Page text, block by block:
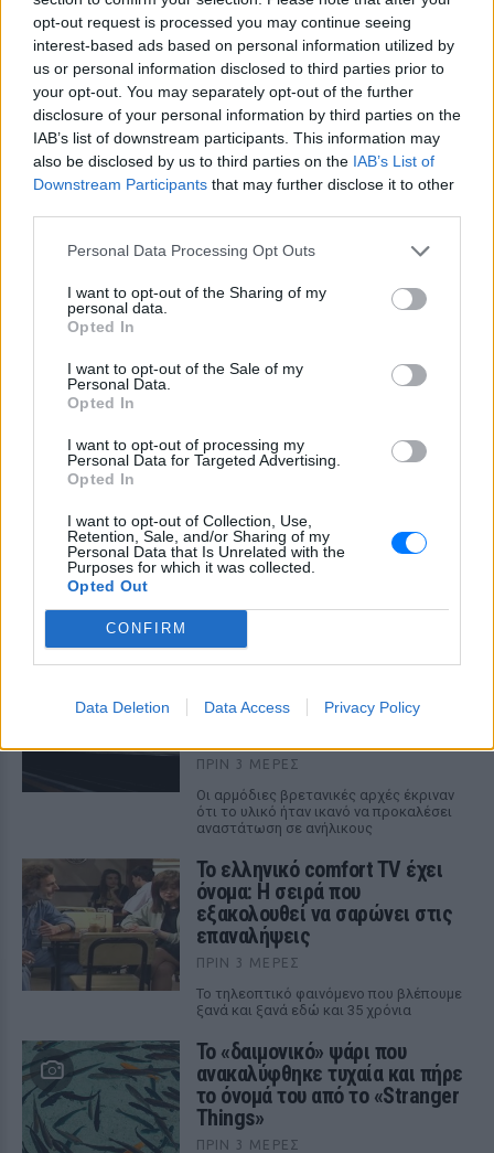
opt-out request is processed you may continue seeing
interest-based ads based on personal information utilized by
us or personal information disclosed to third parties prior to
your opt-out. You may separately opt-out of the further
disclosure of your personal information by third parties on the
IAB’s list of downstream participants. This information may
also be disclosed by us to third parties on the IAB’s List of
Downstream Participants that may further disclose it to other
Personal Data Processing Opt Outs
I want to opt-out of the Sharing of my
personal data.
Opted In
I want to opt-out of the Sale of my
Personal Data.
Opted In
I want to opt-out of processing my
Personal Data for Targeted Advertising.
Opted In
I want to opt-out of Collection, Use,
Retention, Sale, and/or Sharing of my
Personal Data that Is Unrelated with the
Purposes for which it was collected.
Opted Out
CONFIRM
Data Deletion Data Access Privacy Policy
ΧΤΕΣ
Η τύχη δεν προβλέπεται, αλλά όταν
χαμογελάσει, αποδεικνύει ότι ορισμένα
τραγούδια έχουν πολύ περισσότερες
«ζωές» από όσες νομίζαμε
Η κωμωδία που σατίρισε τον
νεοπλουτισμό και παραμένει
επίκαιρη
108 επεισόδια γέλιου: Η σειρά του Χάρη
επαναλήψεις
5 ταινίες του Netflix για να δεις στις διακοπές
Aνάλαφρες, διασκεδαστικές και ταξιδιάρικες ιστορίες που
προσφέρουν την απόλυτη αίσθηση απόδρασης
ΠΡΟΧΤΈΣ
Σάλος στο Λονδίνο με αφίσα
της «Μούμιας» που θύμιζε
νεκρό παιδί ‑ Την απέσυραν από
ΠΡΙΝ 3 ΜΈΡΕΣ
Οι αρμόδιες βρετανικές αρχές έκριναν
ότι το υλικό ήταν ικανό να προκαλέσει
αναστάτωση σε ανήλικους
Το ελληνικό comfort TV έχει
όνομα: Η σειρά που
εξακολουθεί να σαρώνει στις
επαναλήψεις
ΠΡΙΝ 3 ΜΈΡΕΣ
Το τηλεοπτικό φαινόμενο που βλέπουμε
ξανά και ξανά εδώ και 35 χρόνια
Το «δαιμονικό» ψάρι που
ανακαλύφθηκε τυχαία και πήρε
το όνομά του από το «Stranger
Things»
ΠΡΙΝ 3 ΜΈΡΕΣ